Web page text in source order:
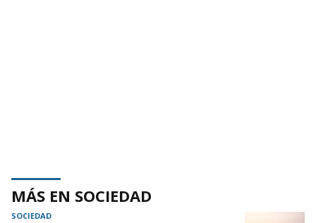
MÁS EN SOCIEDAD
SOCIEDAD